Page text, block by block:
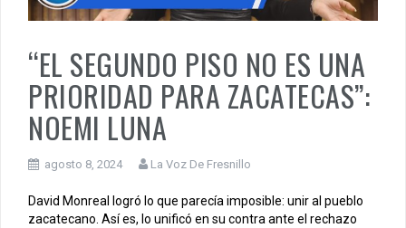
“EL SEGUNDO PISO NO ES UNA
PRIORIDAD PARA ZACATECAS”:
NOEMI LUNA
agosto 8, 2024 La Voz De Fresnillo
David Monreal logró lo que parecía imposible: unir al pueblo
zacatecano. Así es, lo unificó en su contra ante el rechazo